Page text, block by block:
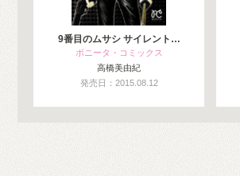
9番目のムサシ サイレント…
ボニータ・コミックス
高橋美由紀
発売日：2015.08.12